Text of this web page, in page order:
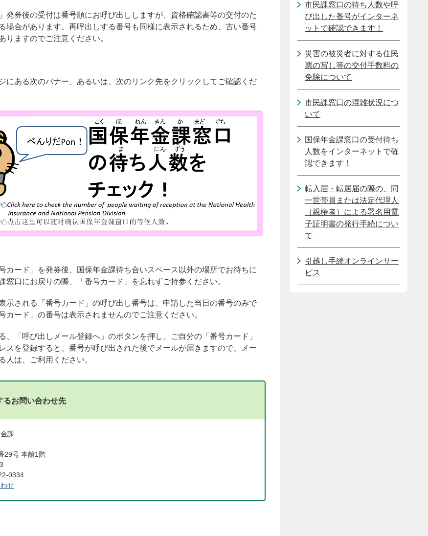
発券後の受付は番号順にお呼び出ししますが、資格確認書等の交付のた
場合があります。再呼出しする番号も同様に表示されるため、古い番号
りますのでご注意ください。
にある次のバナー、あるいは、次のリンク先をクリックしてご確認くだ
カード」を発券後、国保年金課待ち合いスペース以外の場所でお待ちに
窓口にお戻りの際、「番号カード」を忘れずご持参ください。
示される「番号カード」の呼び出し番号は、申請した当日の番号のみで
カード」の番号は表示されませんのでご注意ください。
、「呼び出しメール登録へ」のボタンを押し、ご自分の「番号カード」
スを登録すると、番号が呼び出された後でメールが届きますので、メー
人は、ご利用ください。
るお問い合わせ先
金課
29号 本館1階
0334
せ
市民課窓口の待ち人数や呼
び出した番号がインターネ
ットで確認できます！
災害の被災者に対する住民
票の写し等の交付手数料の
免除について
市民課窓口の混雑状況につ
いて
国保年金課窓口の受付待ち
人数をインターネットで確
認できます！
転入届・転居届の際の、同
一世帯員または法定代理人
（親権者）による署名用電
子証明書の発行手続につい
て
引越し手続オンラインサー
ビス